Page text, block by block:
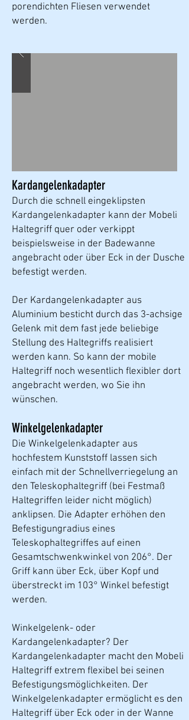
porendichten Fliesen verwendet
werden.
Kardangelenkadapter
Durch die schnell eingeklipsten
Kardangelenkadapter kann der Mobeli
Haltegriff quer oder verkippt
beispielsweise in der Badewanne
angebracht oder über Eck in der Dusche
befestigt werden.
Der Kardangelenkadapter aus
Aluminium besticht durch das 3-achsige
Gelenk mit dem fast jede beliebige
Stellung des Haltegriffs realisiert
werden kann. So kann der mobile
Haltegriff noch wesentlich flexibler dort
angebracht werden, wo Sie ihn
wünschen.
Winkelgelenkadapter
Die Winkelgelenkadapter aus
hochfestem Kunststoff lassen sich
einfach mit der Schnellverriegelung an
den Teleskophaltegriff (bei Festmaß
Haltegriffen leider nicht möglich)
anklipsen. Die Adapter erhöhen den
Befestigungradius eines
Teleskophaltegriffes auf einen
Gesamtschwenkwinkel von 206°. Der
Griff kann über Eck, über Kopf und
überstreckt im 103° Winkel befestigt
werden.
Winkelgelenk- oder
Kardangelenkadapter? Der
Kardangelenkadapter macht den Mobeli
Haltegriff extrem flexibel bei seinen
Befestigungsmöglichkeiten. Der
Winkelgelenkadapter ermöglicht es den
Haltegriff über Eck oder in der Wanne